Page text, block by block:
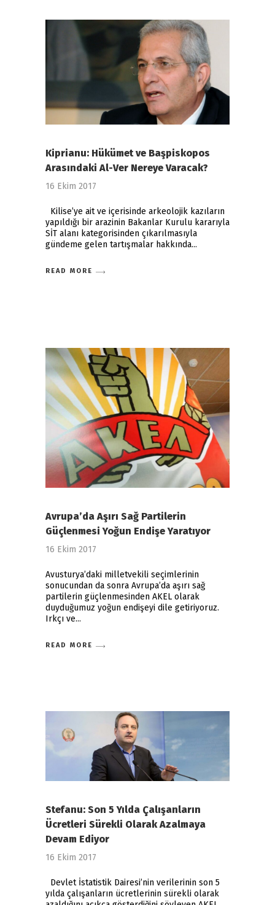
Kiprianu: Hükümet ve Başpiskopos
Arasındaki Al-Ver Nereye Varacak?
16 Ekim 2017
Kilise’ye ait ve içerisinde arkeolojik kazıların
yapıldığı bir arazinin Bakanlar Kurulu kararıyla
SİT alanı kategorisinden çıkarılmasıyla
gündeme gelen tartışmalar hakkında
READ MORE
Avrupa’da Aşırı Sağ Partilerin
Güçlenmesi Yoğun Endişe Yaratıyor
16 Ekim 2017
Avusturya’daki milletvekili seçimlerinin
sonucundan da sonra Avrupa’da aşırı sağ
partilerin güçlenmesinden AKEL olarak
duyduğumuz yoğun endişeyi dile getiriyoruz.
Irkçı ve
READ MORE
Stefanu: Son 5 Yılda Çalışanların
Ücretleri Sürekli Olarak Azalmaya
Devam Ediyor
16 Ekim 2017
Devlet İstatistik Dairesi’nin verilerinin son 5
yılda çalışanların ücretlerinin sürekli olarak